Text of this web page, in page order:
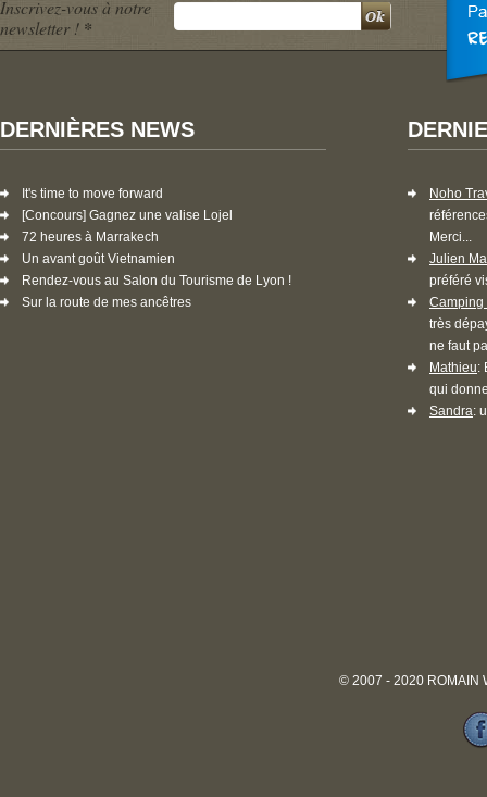
Inscrivez-vous à notre
newsletter ! *
DERNIÈRES NEWS
It's time to move forward
[Concours] Gagnez une valise Lojel
72 heures à Marrakech
Un avant goût Vietnamien
Rendez-vous au Salon du Tourisme de Lyon !
Sur la route de mes ancêtres
Noho
Merci...
Julien
préféré
Camping
très
ne faut
Mathieu:
qui
Sandra:
© 2007 - 2020 ROMAIN